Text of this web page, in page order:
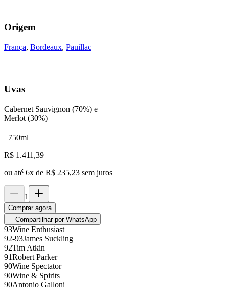
Origem
França, Bordeaux, Pauillac
Uvas
Cabernet Sauvignon (70%) e
Merlot (30%)
750ml
R$ 1.411,39
ou até 6x de R$ 235,23 sem juros
1
Comprar agora
Compartilhar por WhatsApp
93Wine Enthusiast
92-93James Suckling
92Tim Atkin
91Robert Parker
90Wine Spectator
90Wine & Spirits
90Antonio Galloni